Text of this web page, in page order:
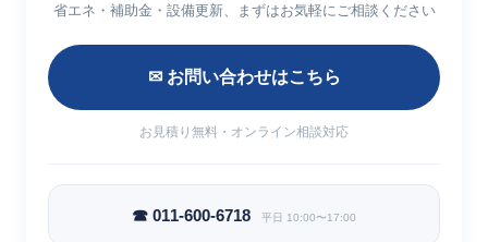
省エネ・補助金・設備更新、まずはお気軽にご相談ください
✉ お問い合わせはこちら
お見積り無料・オンライン相談対応
☎ 011-600-6718 平日 10:00〜17:00